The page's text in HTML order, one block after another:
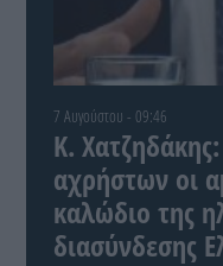
7 Αυγούστου - 09:46
Κ.
αχρήστων οι
καλώδιο της
διασύνδεσης